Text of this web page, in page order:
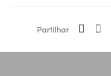
Partilhar